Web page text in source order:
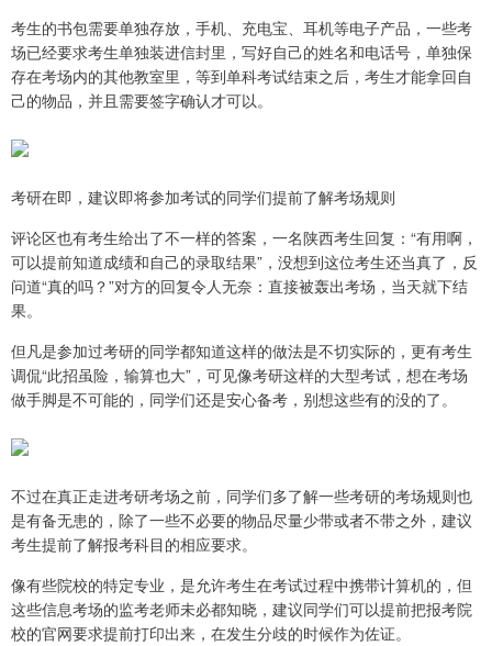
考生的书包需要单独存放，手机、充电宝、耳机等电子产品，一些考
场已经要求考生单独装进信封里，写好自己的姓名和电话号，单独保
存在考场内的其他教室里，等到单科考试结束之后，考生才能拿回自
己的物品，并且需要签字确认才可以。
考研在即，建议即将参加考试的同学们提前了解考场规则
评论区也有考生给出了不一样的答案，一名陕西考生回复：“有用啊，
可以提前知道成绩和自己的录取结果”，没想到这位考生还当真了，反
问道“真的吗？”对方的回复令人无奈：直接被轰出考场，当天就下结
果。
但凡是参加过考研的同学都知道这样的做法是不切实际的，更有考生
调侃“此招虽险，输算也大”，可见像考研这样的大型考试，想在考场
做手脚是不可能的，同学们还是安心备考，别想这些有的没的了。
不过在真正走进考研考场之前，同学们多了解一些考研的考场规则也
是有备无患的，除了一些不必要的物品尽量少带或者不带之外，建议
考生提前了解报考科目的相应要求。
像有些院校的特定专业，是允许考生在考试过程中携带计算机的，但
这些信息考场的监考老师未必都知晓，建议同学们可以提前把报考院
校的官网要求提前打印出来，在发生分歧的时候作为佐证。